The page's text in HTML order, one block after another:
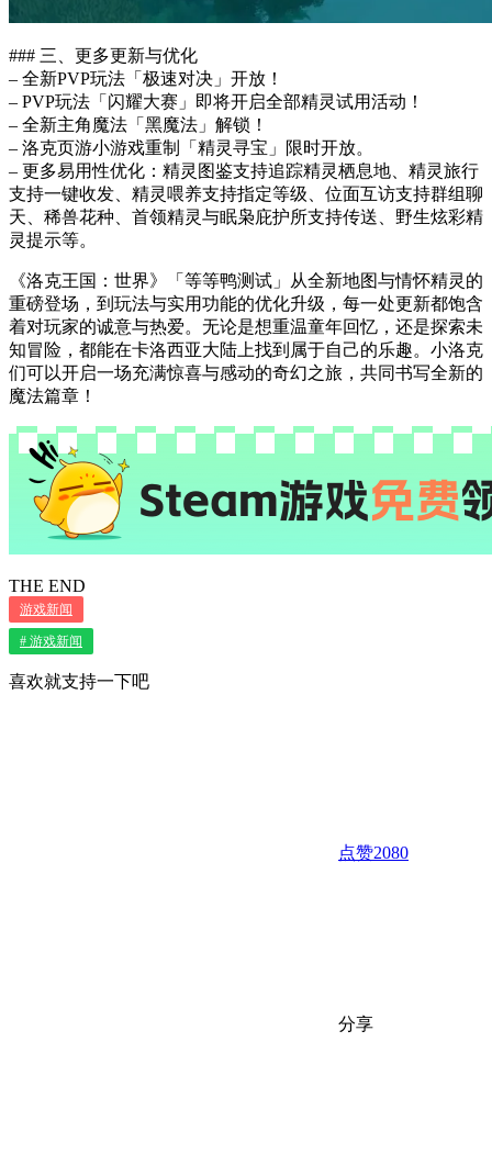
### 三、更多更新与优化
– 全新PVP玩法「极速对决」开放！
– PVP玩法「闪耀大赛」即将开启全部精灵试用活动！
– 全新主角魔法「黑魔法」解锁！
– 洛克页游小游戏重制「精灵寻宝」限时开放。
– 更多易用性优化：精灵图鉴支持追踪精灵栖息地、精灵旅行
支持一键收发、精灵喂养支持指定等级、位面互访支持群组聊
天、稀兽花种、首领精灵与眠枭庇护所支持传送、野生炫彩精
灵提示等。
《洛克王国：世界》「等等鸭测试」从全新地图与情怀精灵的
重磅登场，到玩法与实用功能的优化升级，每一处更新都饱含
着对玩家的诚意与热爱。无论是想重温童年回忆，还是探索未
知冒险，都能在卡洛西亚大陆上找到属于自己的乐趣。小洛克
们可以开启一场充满惊喜与感动的奇幻之旅，共同书写全新的
魔法篇章！
THE END
游戏新闻
# 游戏新闻
喜欢就支持一下吧
点赞2080
分享